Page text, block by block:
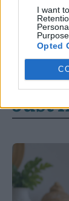
I want
Opted
Just